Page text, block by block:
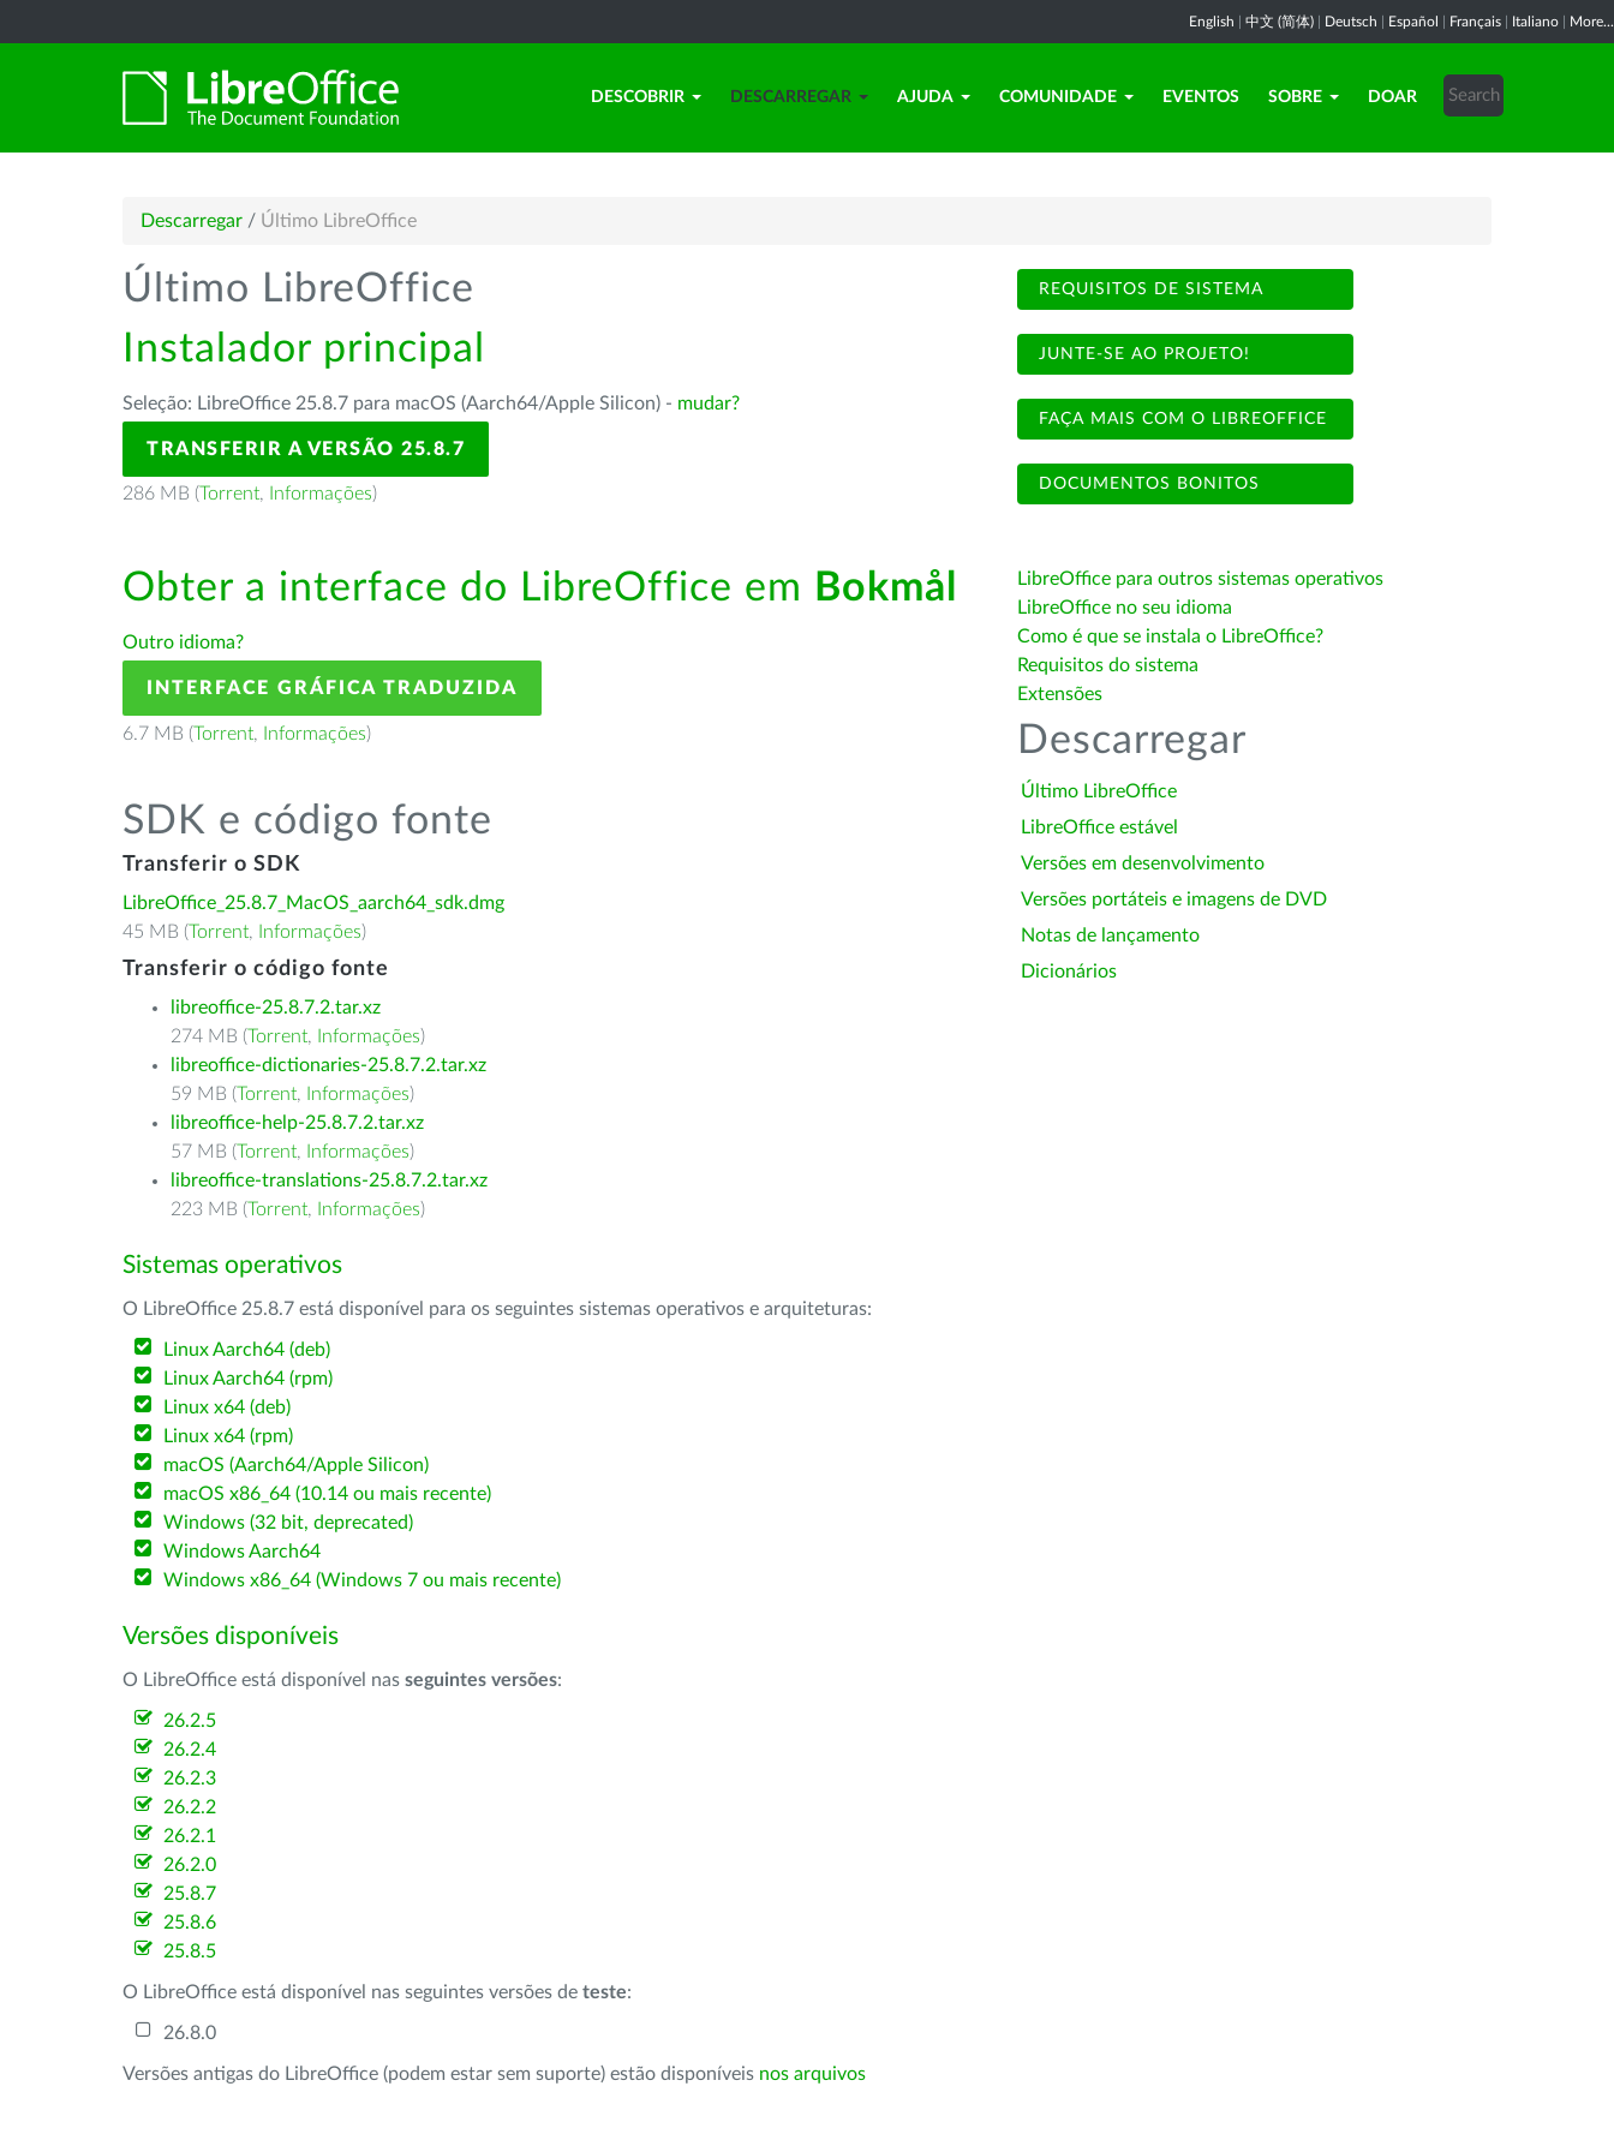
English 中文 (简体) Deutsch Español Français Italiano More...
DESCOBRIR DESCARREGAR AJUDA COMUNIDADE EVENTOS SOBRE DOAR
Descarregar / Último LibreOffice
Último LibreOffice
Instalador principal
Seleção: LibreOffice 25.8.7 para macOS (Aarch64/Apple Silicon) - mudar?
TRANSFERIR A VERSÃO 25.8.7
286 MB (Torrent, Informações)
Obter a interface do LibreOffice em Bokmål
Outro idioma?
INTERFACE GRÁFICA TRADUZIDA
6.7 MB (Torrent, Informações)
SDK e código fonte
Transferir o SDK
LibreOffice_25.8.7_MacOS_aarch64_sdk.dmg
45 MB (Torrent, Informações)
Transferir o código fonte
libreoffice-25.8.7.2.tar.xz
274 MB (Torrent, Informações)
libreoffice-dictionaries-25.8.7.2.tar.xz
59 MB (Torrent, Informações)
libreoffice-help-25.8.7.2.tar.xz
57 MB (Torrent, Informações)
libreoffice-translations-25.8.7.2.tar.xz
223 MB (Torrent, Informações)
Sistemas operativos
O LibreOffice 25.8.7 está disponível para os seguintes sistemas operativos e arquiteturas:
Linux Aarch64 (deb)
Linux Aarch64 (rpm)
Linux x64 (deb)
Linux x64 (rpm)
macOS (Aarch64/Apple Silicon)
macOS x86_64 (10.14 ou mais recente)
Windows (32 bit, deprecated)
Windows Aarch64
Windows x86_64 (Windows 7 ou mais recente)
Versões disponíveis
O LibreOffice está disponível nas seguintes versões:
26.2.5
26.2.4
26.2.3
26.2.2
26.2.1
26.2.0
25.8.7
25.8.6
25.8.5
O LibreOffice está disponível nas seguintes versões de teste:
26.8.0
Versões antigas do LibreOffice (podem estar sem suporte) estão disponíveis nos arquivos
REQUISITOS DE SISTEMA
JUNTE-SE AO PROJETO!
FAÇA MAIS COM O LIBREOFFICE
DOCUMENTOS BONITOS
LibreOffice para outros sistemas operativos
LibreOffice no seu idioma
Como é que se instala o LibreOffice?
Requisitos do sistema
Extensões
Descarregar
Último LibreOffice
LibreOffice estável
Versões em desenvolvimento
Versões portáteis e imagens de DVD
Notas de lançamento
Dicionários